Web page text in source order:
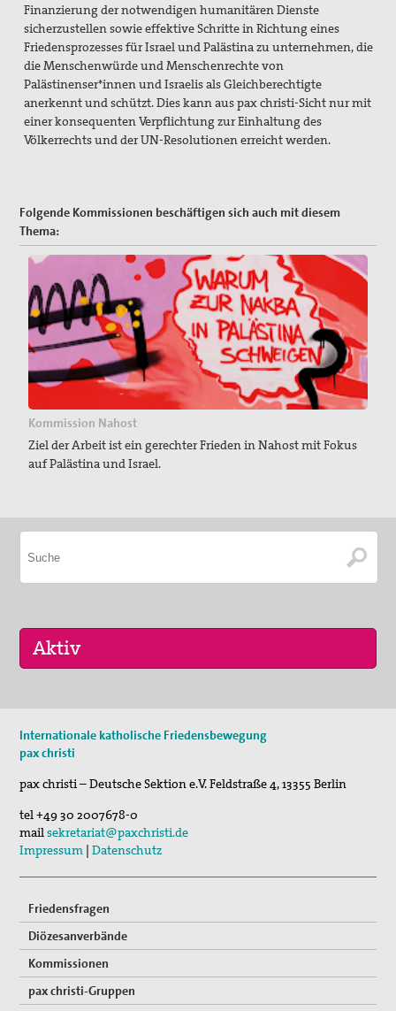
Finanzierung der notwendigen humanitären Dienste
sicherzustellen sowie effektive Schritte in Richtung eines
Friedensprozesses für Israel und Palästina zu unternehmen, die
die Menschenwürde und Menschenrechte von
Palästinenser*innen und Israelis als Gleichberechtigte
anerkennt und schützt. Dies kann aus pax christi-Sicht nur mit
einer konsequenten Verpflichtung zur Einhaltung des
Völkerrechts und der UN-Resolutionen erreicht werden.
Folgende Kommissionen beschäftigen sich auch mit diesem
Thema:
Kommission Nahost
Ziel der Arbeit ist ein gerechter Frieden in Nahost mit Fokus
auf Palästina und Israel.
Fahrradpilgertour 2026
St. Peter-Lindenberg: Lesungen unter den Lind…
03. Sep 2026
Mahnwache
Internationale katholische Friedensbewegung
pax christi
pax christi – Deutsche Sektion e.V.Feldstraße 4,13355 Berlin
tel+49 30 2007678-0
mailsekretariat@paxchristi.de
Impressum |Datenschutz
Friedensfragen
Diözesanverbände
Kommissionen
pax christi-Gruppen